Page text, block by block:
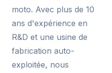
moto. Avec plus de 10
ans d'expérience en
R&D et une usine de
fabrication auto-
exploitée, nous